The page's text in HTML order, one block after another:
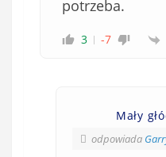
potrzeba.
3 -7
Mały
odpowiada